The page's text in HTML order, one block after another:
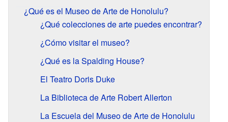
¿Qué es el Museo de Arte de Honolulu?
¿Qué colecciones de arte puedes encontrar?
¿Cómo visitar el museo?
¿Qué es la Spalding House?
El Teatro Doris Duke
La Biblioteca de Arte Robert Allerton
La Escuela del Museo de Arte de Honolulu